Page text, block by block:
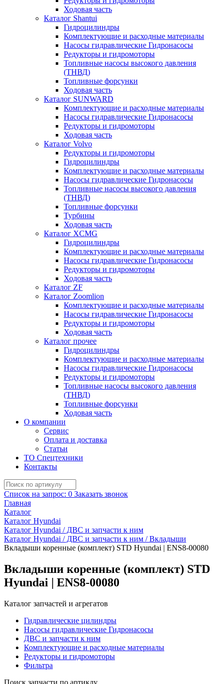
Ходовая часть
Каталог Shantui
Гидроцилиндры
Комплектующие и расходные материалы
Насосы гидравлические Гидронасосы
Редукторы и гидромоторы
Топливные насосы высокого давления
(ТНВД)
Топливные форсунки
Ходовая часть
Каталог SUNWARD
Комплектующие и расходные материалы
Насосы гидравлические Гидронасосы
Редукторы и гидромоторы
Ходовая часть
Каталог Volvo
Редукторы и гидромоторы
Гидроцилиндры
Комплектующие и расходные материалы
Насосы гидравлические Гидронасосы
Топливные насосы высокого давления
(ТНВД)
Топливные форсунки
Турбины
Ходовая часть
Каталог XCMG
Гидроцилиндры
Комплектующие и расходные материалы
Насосы гидравлические Гидронасосы
Редукторы и гидромоторы
Ходовая часть
Каталог ZF
Каталог Zoomlion
Комплектующие и расходные материалы
Насосы гидравлические Гидронасосы
Редукторы и гидромоторы
Ходовая часть
Каталог прочее
Гидроцилиндры
Комплектующие и расходные материалы
Насосы гидравлические Гидронасосы
Редукторы и гидромоторы
Топливные насосы высокого давления
(ТНВД)
Топливные форсунки
Ходовая часть
О компании
Сервис
Оплата и доставка
Статьи
ТО Спецтехники
Контакты
Список на запрос: 0 Заказать звонок
Главная
Каталог
Каталог Hyundai
Каталог Hyundai / ДВС и запчасти к ним
Каталог Hyundai / ДВС и запчасти к ним / Вкладыши
Вкладыши коренные (комплект) STD Hyundai | ENS8-00080
Вкладыши коренные (комплект) STD
Hyundai | ENS8-00080
Каталог запчастей и агрегатов
Гидравлические цилиндры
Насосы гидравлические Гидронасосы
ДВС и запчасти к ним
Комплектующие и расходные материалы
Редукторы и гидромоторы
Фильтра
Поиск запчасти по артиклу